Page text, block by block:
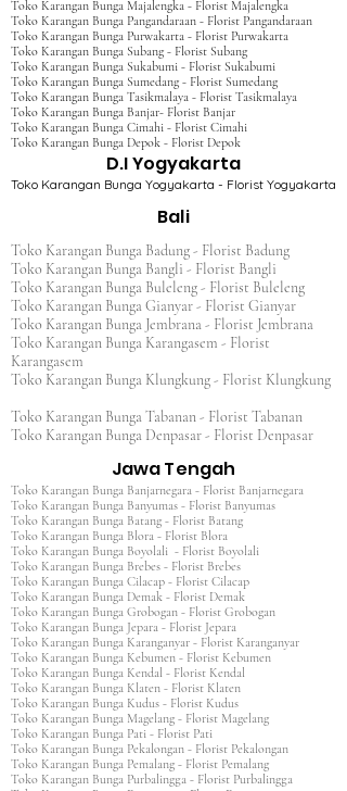
Toko Karangan Bunga Majalengka - Florist Majalengka
Toko Karangan Bunga Pangandaraan - Florist Pangandaraan
Toko Karangan Bunga Purwakarta - Florist Purwakarta
Toko Karangan Bunga Subang - Florist Subang
Toko Karangan Bunga Sukabumi - Florist Sukabumi
Toko Karangan Bunga Sumedang - Florist Sumedang
Toko Karangan Bunga Tasikmalaya - Florist Tasikmalaya
Toko Karangan Bunga Banjar- Florist Banjar
Toko Karangan Bunga Cimahi - Florist Cimahi
Toko Karangan Bunga Depok - Florist Depok
D.I Yogyakarta
Toko Karangan Bunga Yogyakarta - Florist Yogyakarta
Bali
Toko Karangan Bunga Badung - Florist Badung
Toko Karangan Bunga Bangli - Florist Bangli
Toko Karangan Bunga Buleleng - Florist Buleleng
Toko Karangan Bunga Gianyar - Florist Gianyar
Toko Karangan Bunga Jembrana - Florist Jembrana
Toko Karangan Bunga Karangasem - Florist
Karangasem
Toko Karangan Bunga Klungkung - Florist Klungkung
Toko Karangan Bunga Tabanan - Florist Tabanan
Toko Karangan Bunga Denpasar - Florist Denpasar
Jawa Tengah
Toko Karangan Bunga Banjarnegara - Florist Banjarnegara
Toko Karangan Bunga Banyumas - Florist Banyumas
Toko Karangan Bunga Batang - Florist Batang
Toko Karangan Bunga Blora - Florist Blora
Toko Karangan Bunga Boyolali - Florist Boyolali
Toko Karangan Bunga Brebes - Florist Brebes
Toko Karangan Bunga Cilacap - Florist Cilacap
Toko Karangan Bunga Demak - Florist Demak
Toko Karangan Bunga Grobogan - Florist Grobogan
Toko Karangan Bunga Jepara - Florist Jepara
Toko Karangan Bunga Karanganyar - Florist Karanganyar
Toko Karangan Bunga Kebumen - Florist Kebumen
Toko Karangan Bunga Kendal - Florist Kendal
Toko Karangan Bunga Klaten - Florist Klaten
Toko Karangan Bunga Kudus - Florist Kudus
Toko Karangan Bunga Magelang - Florist Magelang
Toko Karangan Bunga Pati - Florist Pati
Toko Karangan Bunga Pekalongan - Florist Pekalongan
Toko Karangan Bunga Pemalang - Florist Pemalang
Toko Karangan Bunga Purbalingga - Florist Purbalingga